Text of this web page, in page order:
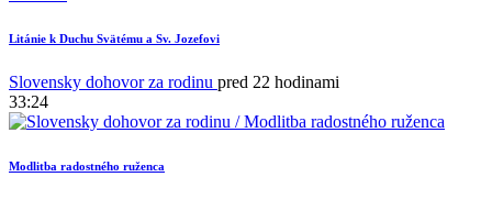
Litánie k Duchu Svätému a Sv. Jozefovi
Slovensky dohovor za rodinu pred 22 hodinami
33:24
Modlitba radostného ruženca